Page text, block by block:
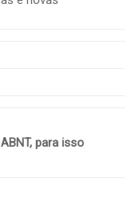
para isso